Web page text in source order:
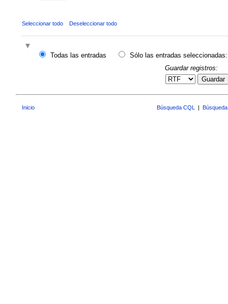
Seleccionar todo Deseleccionar todo
Todas las entradas
Sólo las entradas seleccionadas:
Guardar registros:
Guardar
Inicio Búsqueda CQL